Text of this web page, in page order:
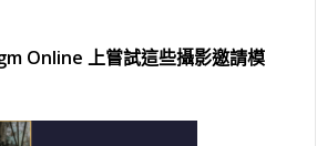
Online 上嘗試這些攝影邀請模